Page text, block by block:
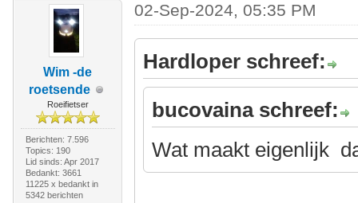
Wim -de
roetsende
Roeifietser
Berichten: 7.596
Topics: 190
Lid sinds: Apr 2017
Bedankt: 3661
11225 x bedankt in
5342 berichten
02-Sep-2024, 05:35 PM
Hardloper schreef:
bucovaina schreef:
Wat maakt eigenlijk